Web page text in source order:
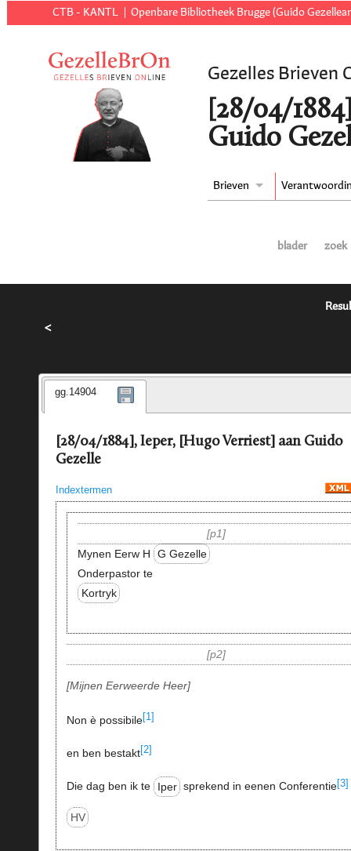
CTB - KANTL Openbare Bibliotheek Brugge (Guido
Gezelles Brieven
[28/04/
Guido
Brieven
blader zoek
<
gg.14904
[28/04/1884], Ieper, [Hugo Verriest] aan Guido
Gezelle
Indextermen
p1
Mynen Eerw H
G Gezelle
Onderpastor te
Kortryk
p2
Mijnen Eerweerde Heer
Non è possibile[1]
en ben bestakt[2]
Die dag ben ik te Iper sprekend in eenen Conferentie[3]
HV